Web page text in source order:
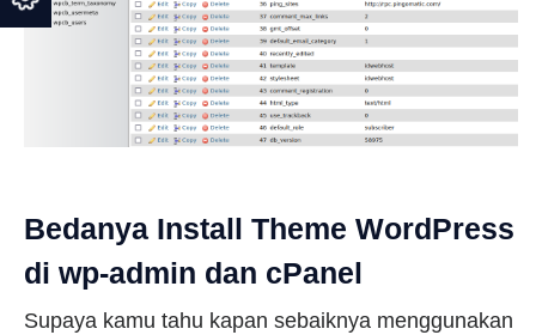
Bedanya Install Theme WordPress
di wp-admin dan cPanel
Supaya kamu tahu kapan sebaiknya menggunakan